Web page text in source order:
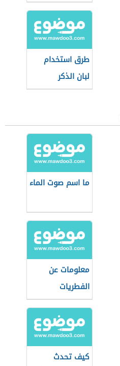
طرق استخدام
لبان الذكر
ما اسم صوت الماء
معلومات عن
الفطريات
كيف تحدث